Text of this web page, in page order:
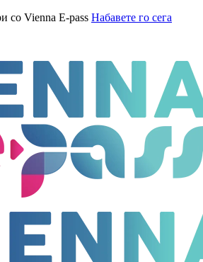
со Vienna E-pass Набавете го сега